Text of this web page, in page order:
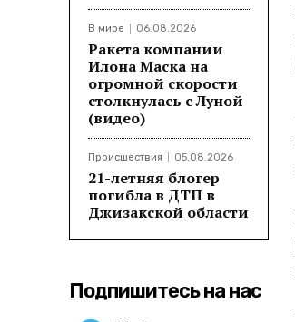
В мире 06.08.2026
Ракета компании
Илона Маска на
огромной скорости
столкнулась с Луной
(видео)
Происшествия 05.08.2026
21-летняя блогер
погибла в ДТП в
Джизакской области
Подпишитесь на нас